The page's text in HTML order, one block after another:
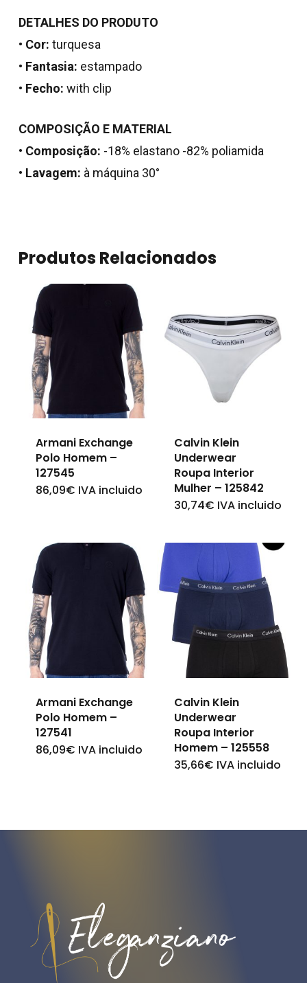
Nenhum produto no
DETALHES DO PRODUTO
• Cor: turquesa
• Fantasia: estampado
• Fecho: with clip
COMPOSIÇÃO E MATERIAL
• Composição: -18% elastano -82% poliamida
• Lavagem: à máquina 30°
Produtos Relacionados
Armani Exchange
Polo Homem –
127545
86,09€ IVA incluido
This
multiple
variants.
The
options
may
on
product
Calvin Klein
Underwear
Roupa Interior
Mulher – 125842
30,74€ IVA incluido
This
multiple
variants.
options
be
chosen
on
the
product
Armani Exchange
Polo Homem –
127541
86,09€ IVA incluido
This
may
be
chosen
on
Calvin Klein
Underwear
Roupa Interior
Homem – 125558
35,66€ IVA incluido
This
multiple